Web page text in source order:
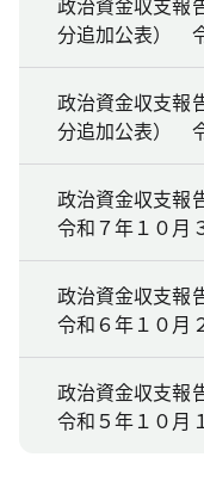
分追加公表）
政治資金収支報
分追加公表）
政治資金収支報
令和７年１０月
政治資金収支報
令和６年１０月
政治資金収支報
令和５年１０月